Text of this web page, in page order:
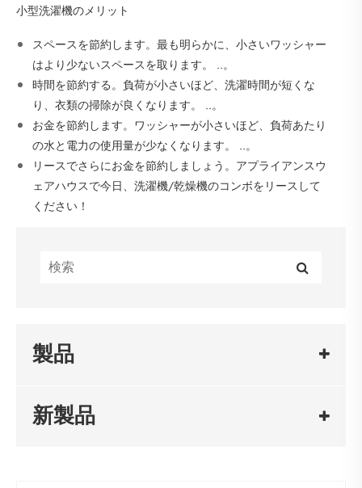
小型洗濯機のメリット
スペースを節約します。最も明らかに、小さいワッシャー
はより少ないスペースを取ります。 ..。
時間を節約する。負荷が小さいほど、洗濯時間が短くな
り、衣類の掃除が良くなります。 ..。
お金を節約します。ワッシャーが小さいほど、負荷あたり
の水と電力の使用量が少なくなります。 ..。
リースでさらにお金を節約しましょう。アプライアンスウ
ェアハウスで今日、洗濯機/乾燥機のコンボをリースして
ください！
製品
新製品